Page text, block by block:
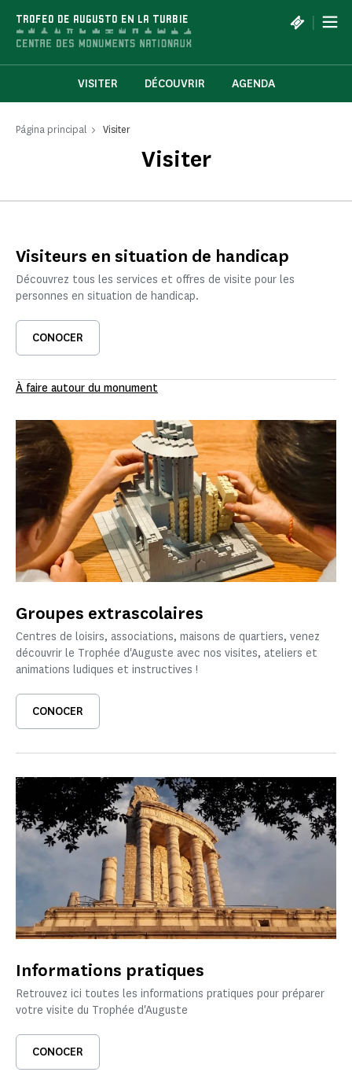
TROFEO DE AUGUSTO EN LA TURBIE |
VISITER DÉCOUVRIR AGENDA
Página principal Visiter
Visiter
Visiteurs en situation de handicap
Découvrez tous les services et offres de visite pour les
personnes en situation de handicap.
CONOCER
À faire autour du monument
Groupes extrascolaires
Centres de loisirs, associations, maisons de quartiers, venez
découvrir le Trophée d'Auguste avec nos visites, ateliers et
animations ludiques et instructives !
CONOCER
Informations pratiques
Retrouvez ici toutes les informations pratiques pour préparer
votre visite du Trophée d'Auguste
CONOCER